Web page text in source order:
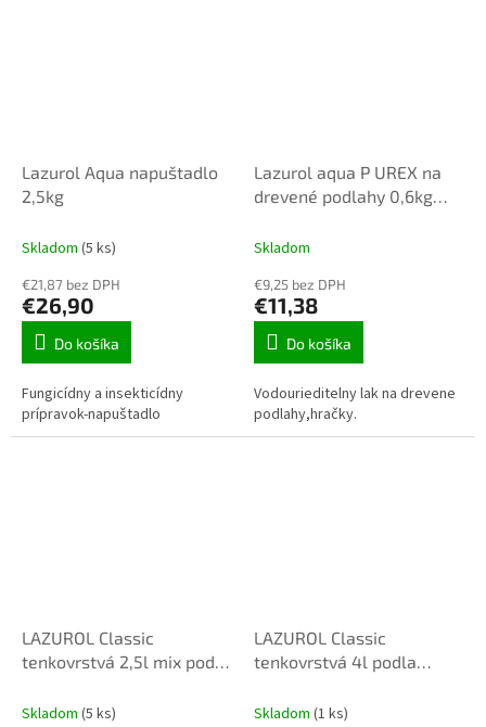
Lazurol Aqua napuštadlo
2,5kg
Skladom (5 ks)
€21,87 bez DPH
€26,90
Do košíka
Fungicídny a insekticídny
prípravok-napuštadlo
Lazurol aqua P UREX na
drevené podlahy 0,6kg
Skladom
€9,25 bez DPH
€11,38
Do košíka
Vodourieditelny lak na drevene
podlahy,hračky.
LAZUROL Classic
tenkovrstvá 2,5l mix podla
Skladom (5 ks)
LAZUROL Classic
tenkovrstvá 4l podla
Skladom (1 ks)